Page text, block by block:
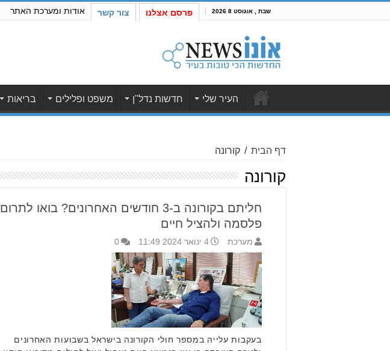
שבת , אוגוסט 8 2026 פרסם אצלנו צור קשר אודות ומערכת האתר
העיר שלי חדשות נדל"ן משפט ופלילים בריאות
דף הבית / קורונה
קורונה
חליתם בקורונה ב-3 חודשים האחרונים? בואו לתרום
פלסמה ולהציל חיים
מערכת 4 ינואר 2024 11:49 0
בעקבות עלייה במספר חולי הקורונה בישראל בשבועות האחרונים